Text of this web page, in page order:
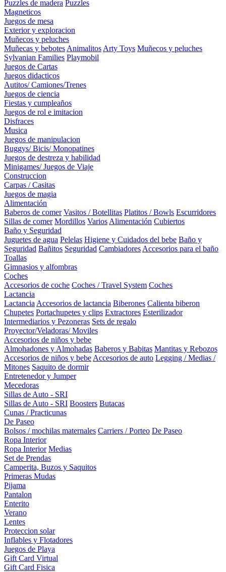
Puzzles de madera Puzzles
Magneticos
Juegos de mesa
Exterior y exploracion
Muñecos y peluches
Muñecas y bebotes Animalitos Arty Toys Muñecos y peluches
Sylvanian Families Playmobil
Juegos de Cartas
Juegos didacticos
Autitos/ Camiones/Trenes
Juegos de ciencia
Fiestas y cumpleaños
Juegos de rol e imitacion
Disfraces
Musica
Juegos de manipulacion
Buggys/ Bicis/ Monopatines
Juegos de destreza y habilidad
Minigames/ Juegos de Viaje
Construccion
Carpas / Casitas
Juegos de magia
Alimentación
Baberos de comer Vasitos / Botellitas Platitos / Bowls Escurridores
Sillas de comer Mordillos Varios Alimentación Cubiertos
Baño y Seguridad
Juguetes de agua Pelelas Higiene y Cuidados del bebe Baño y
Seguridad Bañitos Seguridad Cambiadores Accesorios para el baño
Toallas
Gimnasios y alfombras
Coches
Accesorios de coche Coches / Travel System Coches
Lactancia
Lactancia Accesorios de lactancia Biberones Calienta biberon
Chupetes Portachupetes y clips Extractores Esterilizador
Intermediarios y Pezoneras Sets de regalo
Proyector/Veladoras/ Moviles
Accesorios de niños y bebe
Almohadones y Almohadas Baberos y Babitas Mantitas y Rebozos
Accesorios de niños y bebe Accesorios de auto Legging / Medias /
Mitones Saquito de dormir
Entretenedor y Jumper
Mecedoras
Sillas de Auto - SRI
Sillas de Auto - SRI Boosters Butacas
Cunas / Practicunas
De Paseo
Bolsos / mochilas maternales Carriers / Porteo De Paseo
Ropa Interior
Ropa Interior Medias
Set de Prendas
Camperita, Buzos y Saquitos
Primeras Mudas
Pijama
Pantalon
Enterito
Verano
Lentes
Proteccion solar
Inflables y Flotadores
Juegos de Playa
Gift Card Virtual
Gift Card Fisica